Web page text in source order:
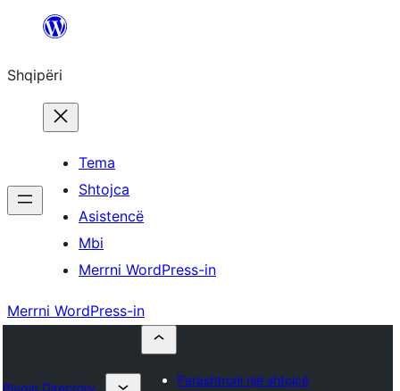
Hidhu
lënda
Shqipëri
Tema
Shtojca
Asistencë
Mbi
Merrni WordPress-in
Merrni WordPress-in
Plugin Directory
Parashtroni një shtojcë